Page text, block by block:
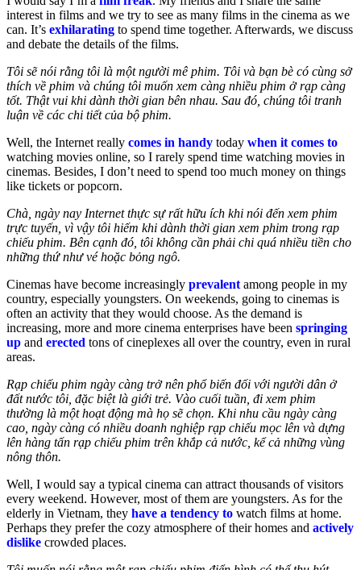
interest in films and we try to see as many films in the cinema as we
can. It’s exhilarating to spend time together. Afterwards, we discuss
and debate the details of the films.
Tôi sẽ nói rằng tôi là một người mê phim. Tôi và bạn bè có cùng sở
thích về phim và chúng tôi muốn xem càng nhiều phim ở rạp càng
tốt. Thật vui khi dành thời gian bên nhau. Sau đó, chúng tôi tranh
luận về các chi tiết của bộ phim.
Well, the Internet really comes in handy today when it comes to
watching movies online, so I rarely spend time watching movies in
cinemas. Besides, I don’t need to spend too much money on things
like tickets or popcorn.
Chà, ngày nay Internet thực sự rất hữu ích khi nói đến xem phim
trực tuyến, vì vậy tôi hiếm khi dành thời gian xem phim trong rạp
chiếu phim. Bên cạnh đó, tôi không cần phải chi quá nhiều tiền cho
những thứ như vé hoặc bỏng ngô.
Cinemas have become increasingly prevalent among people in my
country, especially youngsters. On weekends, going to cinemas is
often an activity that they would choose. As the demand is
increasing, more and more cinema enterprises have been springing
up and erected tons of cineplexes all over the country, even in rural
areas.
Rạp chiếu phim ngày càng trở nên phổ biến đối với người dân ở
đất nước tôi, đặc biệt là giới trẻ. Vào cuối tuần, đi xem phim
thường là một hoạt động mà họ sẽ chọn. Khi nhu cầu ngày càng
cao, ngày càng có nhiều doanh nghiệp rạp chiếu mọc lên và dựng
lên hàng tấn rạp chiếu phim trên khắp cả nước, kể cả những vùng
nông thôn.
Well, I would say a typical cinema can attract thousands of visitors
every weekend. However, most of them are youngsters. As for the
elderly in Vietnam, they have a tendency to watch films at home.
Perhaps they prefer the cozy atmosphere of their homes and actively
dislike crowded places.